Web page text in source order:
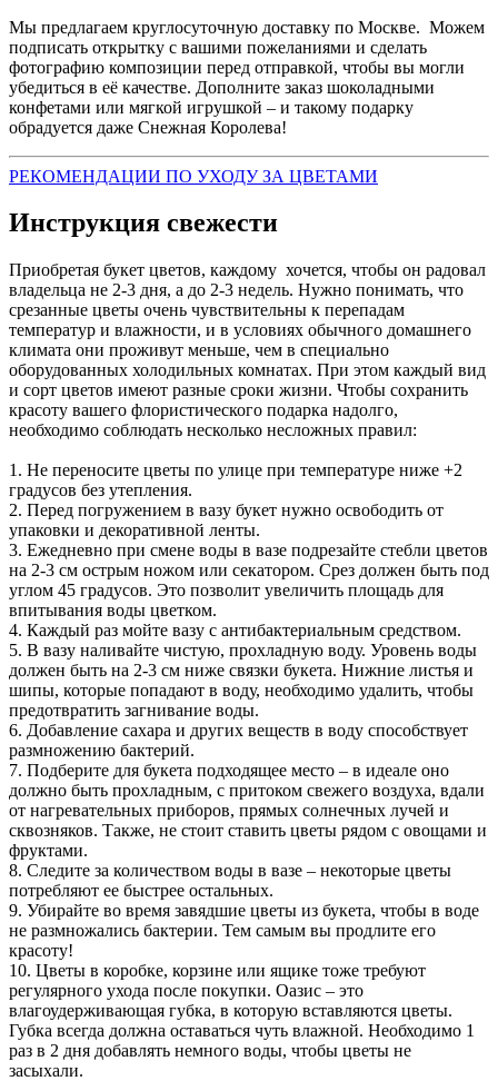
Мы предлагаем круглосуточную доставку по Москве. Можем
подписать открытку с вашими пожеланиями и сделать
фотографию композиции перед отправкой, чтобы вы могли
убедиться в её качестве. Дополните заказ шоколадными
конфетами или мягкой игрушкой – и такому подарку
обрадуется даже Снежная Королева!
РЕКОМЕНДАЦИИ ПО УХОДУ ЗА ЦВЕТАМИ
Инструкция свежести
Приобретая букет цветов, каждому хочется, чтобы он радовал
владельца не 2-3 дня, а до 2-3 недель. Нужно понимать, что
срезанные цветы очень чувствительны к перепадам
температур и влажности, и в условиях обычного домашнего
климата они проживут меньше, чем в специально
оборудованных холодильных комнатах. При этом каждый вид
и сорт цветов имеют разные сроки жизни. Чтобы сохранить
красоту вашего флористического подарка надолго,
необходимо соблюдать несколько несложных правил:
1. Не переносите цветы по улице при температуре ниже +2
градусов без утепления.
2. Перед погружением в вазу букет нужно освободить от
упаковки и декоративной ленты.
3. Ежедневно при смене воды в вазе подрезайте стебли цветов
на 2-3 см острым ножом или секатором. Срез должен быть под
углом 45 градусов. Это позволит увеличить площадь для
впитывания воды цветком.
4. Каждый раз мойте вазу с антибактериальным средством.
5. В вазу наливайте чистую, прохладную воду. Уровень воды
должен быть на 2-3 см ниже связки букета. Нижние листья и
шипы, которые попадают в воду, необходимо удалить, чтобы
предотвратить загнивание воды.
6. Добавление сахара и других веществ в воду способствует
размножению бактерий.
7. Подберите для букета подходящее место – в идеале оно
должно быть прохладным, с притоком свежего воздуха, вдали
от нагревательных приборов, прямых солнечных лучей и
сквозняков. Также, не стоит ставить цветы рядом с овощами и
фруктами.
8. Следите за количеством воды в вазе – некоторые цветы
потребляют ее быстрее остальных.
9. Убирайте во время завядшие цветы из букета, чтобы в воде
не размножались бактерии. Тем самым вы продлите его
красоту!
10. Цветы в коробке, корзине или ящике тоже требуют
регулярного ухода после покупки. Оазис – это
влагоудерживающая губка, в которую вставляются цветы.
Губка всегда должна оставаться чуть влажной. Необходимо 1
раз в 2 дня добавлять немного воды, чтобы цветы не
засыхали.